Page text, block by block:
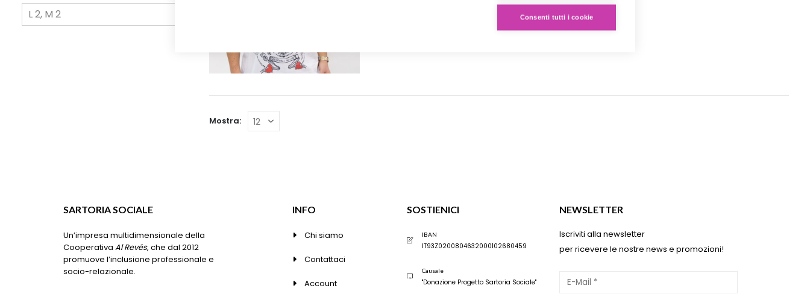
prodotto
Mostra:
L 2, M 2
SARTORIA SOCIALE
Un’impresa multidimensionale della
Cooperativa Al Revés, che dal 2012
promuove l’inclusione professionale e
socio-relazionale.
INFO
Chi siamo
Contattaci
Account
SOSTIENICI
IBAN
IT93Z0200804632000102680459
Causale
"Donazione Progetto Sartoria Sociale"
NEWSLETTER
Iscriviti alla newsletter
per ricevere le nostre news e promozioni!
Consenti tutti i cookie